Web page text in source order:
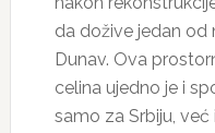
da dožive jedan od
Dunav. Ova
celina ujedno je i
samo za Srbiju,